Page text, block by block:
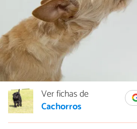
Ver fichas de
Cachorros